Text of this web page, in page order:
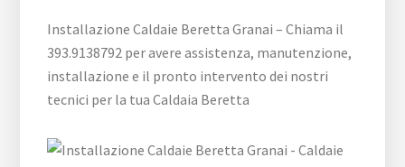
Installazione Caldaie Beretta Granai – Chiama il
393.9138792 per avere assistenza, manutenzione,
installazione e il pronto intervento dei nostri
tecnici per la tua Caldaia Beretta